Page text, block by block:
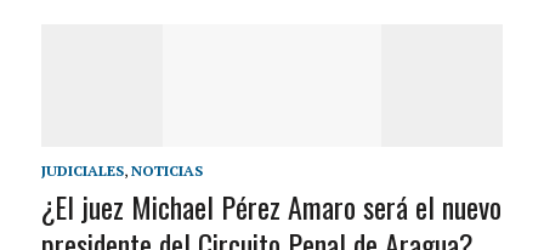
JUDICIALES, NOTICIAS
¿El juez Michael Pérez Amaro será el nuevo